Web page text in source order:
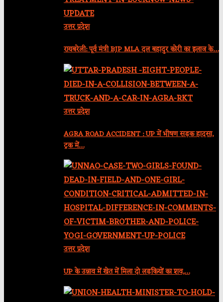
उत्तर प्रदेश
रायबरेली: पूर्व मंत्री BJP MLA दल बहादुर कोरी का इलाज के…
उत्तर प्रदेश
AGRA ROAD ACCIDENT : UP में भीषण सड़क हादसा,
ट्रक में…
उत्तर प्रदेश
UP के उन्नाव में खेत में मिला दो लड़कियों का शव,…